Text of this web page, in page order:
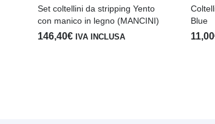
Set coltellini da stripping Yento
con manico in legno (MANCINI)
146,40€ IVA INCLUSA
Blue
11,00